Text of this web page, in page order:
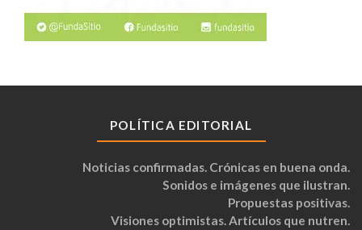
POLÍTICA EDITORIAL
Noticias confirmadas. Crónicas en buena onda.
Sonidos e imágenes que ilustran.
Propuestas positivas.
Visiones optimistas. Artículos que nutren.